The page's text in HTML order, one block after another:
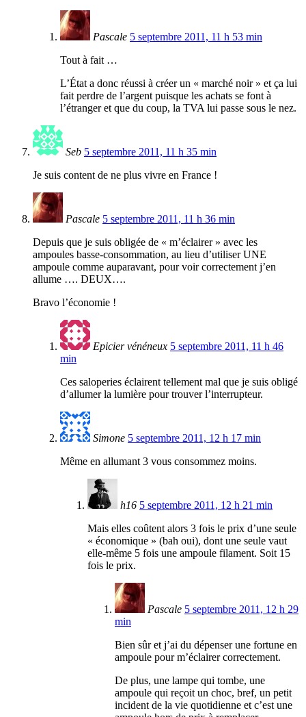
Pascale 5 septembre 2011, 11 h 53 min
Tout à fait …
L’État a donc réussi à créer un « marché noir » et ça lui
fait perdre de l’argent puisque les achats se font à
l’étranger et que du coup, la TVA lui passe sous le nez.
Seb 5 septembre 2011, 11 h 35 min
Je suis content de ne plus vivre en France !
Pascale 5 septembre 2011, 11 h 36 min
Depuis que je suis obligée de « m’éclairer » avec les
ampoules basse-consommation, au lieu d’utiliser UNE
ampoule comme auparavant, pour voir correctement j’en
allume …. DEUX….
Bravo l’économie !
Epicier vénéneux 5 septembre 2011, 11 h 46
min
Ces saloperies éclairent tellement mal que je suis obligé
d’allumer la lumière pour trouver l’interrupteur.
Simone 5 septembre 2011, 12 h 17 min
Même en allumant 3 vous consommez moins.
h16 5 septembre 2011, 12 h 21 min
Mais elles coûtent alors 3 fois le prix d’une seule
« économique » (bah oui), dont une seule vaut
elle-même 5 fois une ampoule filament. Soit 15
fois le prix.
Pascale 5 septembre 2011, 12 h 29
min
Bien sûr et j’ai du dépenser une fortune en
ampoule pour m’éclairer correctement.
De plus, une lampe qui tombe, une
ampoule qui reçoit un choc, bref, un petit
incident de la vie quotidienne et c’est une